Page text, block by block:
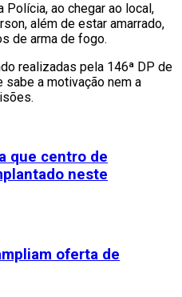
ao chegar ao local,
além de estar amarrado,
de arma de fogo.
realizadas pela 146ª DP de
sabe a motivação nem a
que centro de
neste
oferta de